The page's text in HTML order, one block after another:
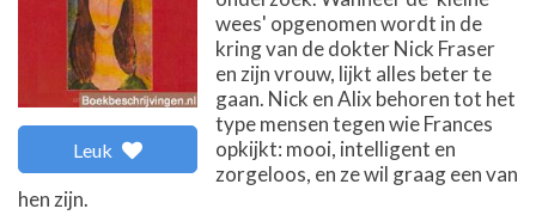
Leuk
wees' opgenomen wordt in de
kring van de dokter Nick Fraser
en zijn vrouw, lijkt alles beter te
gaan. Nick en Alix behoren tot het
type mensen tegen wie Frances
opkijkt: mooi, intelligent en
zorgeloos, en ze wil graag een van
hen zijn.